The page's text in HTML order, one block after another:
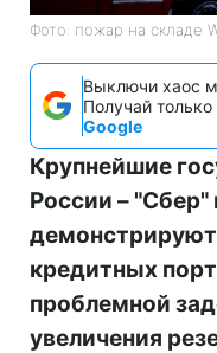
Фото: пожар на складе
Выключи хаос
Получай
Google
Крупнейшие
России – "Сбер"
демонстрируют
кредитных
проблемной
увеличения